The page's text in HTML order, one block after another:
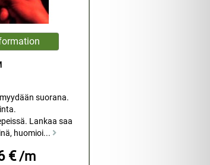
suorana.
Lankaa saa
huomioi...
€ /m